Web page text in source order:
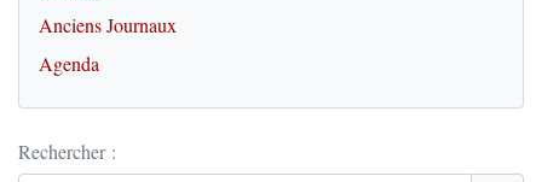
Anciens Journaux
Agenda
Rechercher :